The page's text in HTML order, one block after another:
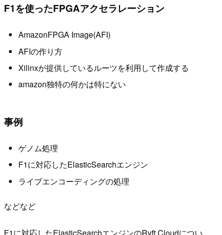
F1を使ったFPGAアクセラレーション
AmazonFPGA Image(AFI)
AFIの作り方
Xilinxが提供しているルーツを利用して作成する
amazon独特の何かは特にない
事例
ゲノム処理
F1に対応したElasticSearchエンジン
ライブエンコーディングの処理
などなど